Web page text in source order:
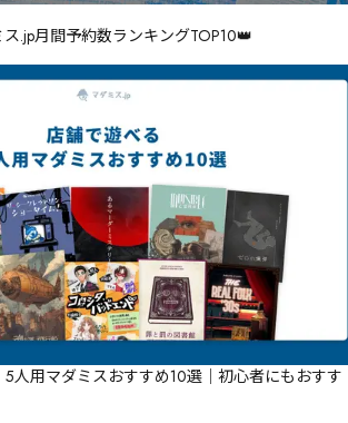
ス.jp月間予約数ランキングTOP10👑
5人用マダミスおすすめ10選｜初心者にもおすす